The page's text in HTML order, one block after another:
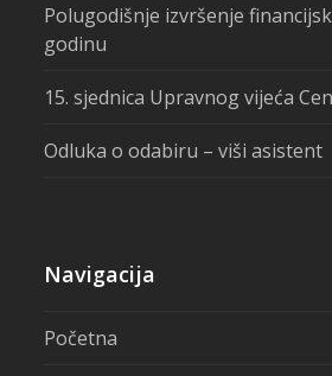
Polugodišnje izvršenje
godinu
15. sjednica Upravnog vijeća
Odluka o odabiru – viši asistent
Navigacija
Početna